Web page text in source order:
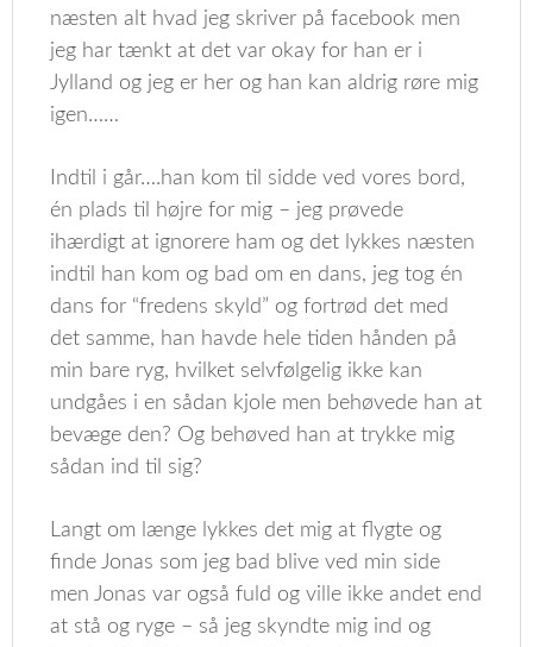
næsten alt hvad jeg skriver på facebook men
jeg har tænkt at det var okay for han er i
Jylland og jeg er her og han kan aldrig røre mig
igen……
Indtil i går….han kom til sidde ved vores bord,
én plads til højre for mig – jeg prøvede
ihærdigt at ignorere ham og det lykkes næsten
indtil han kom og bad om en dans, jeg tog én
dans for “fredens skyld” og fortrød det med
det samme, han havde hele tiden hånden på
min bare ryg, hvilket selvfølgelig ikke kan
undgåes i en sådan kjole men behøvede han at
bevæge den? Og behøved han at trykke mig
sådan ind til sig?
Langt om længe lykkes det mig at flygte og
finde Jonas som jeg bad blive ved min side
men Jonas var også fuld og ville ikke andet end
at stå og ryge – så jeg skyndte mig ind og